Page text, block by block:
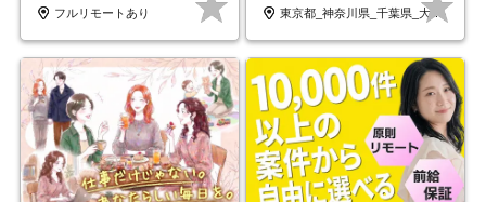
フルリモートあり
東京都_神奈川県_千葉県_大阪府_愛知県…